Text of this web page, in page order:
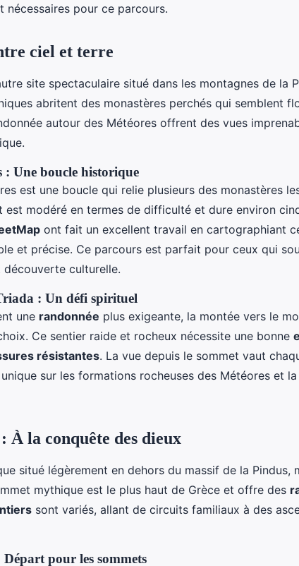
nécessaires pour ce parcours.
ciel et terre
site spectaculaire situé dans les montagnes de la
abritent des monastères perchés qui semblent
autour des Météores offrent des vues
: Une boucle historique
est une boucle qui relie plusieurs des monastères
est modéré en termes de difficulté et dure environ
ont fait un excellent travail en cartographiant
et précise. Ce parcours est parfait pour ceux qui
découverte culturelle.
: Un défi spirituel
une randonnée plus exigeante, la montée vers le
Ce sentier raide et rocheux nécessite une bonne
résistantes. La vue depuis le sommet vaut
sur les formations rocheuses des Météores et
la conquête des dieux
situé légèrement en dehors du massif de la Pindus,
mythique est le plus haut de Grèce et offre des
sont variés, allant de circuits familiaux à des
Départ pour les sommets